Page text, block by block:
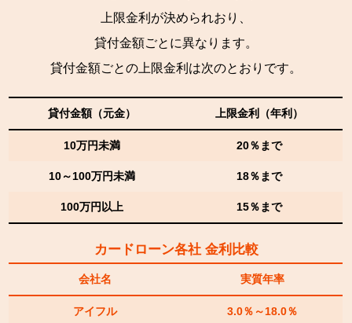
上限金利が決められおり、
貸付金額ごとに異なります。
貸付金額ごとの上限金利は次のとおりです。
貸付金額（元金） 上限金利（年利）
10万円未満 20％まで
10～100万円未満 18％まで
100万円以上 15％まで
カードローン各社 金利比較
会社名 実質年率
アイフル 3.0％～18.0％